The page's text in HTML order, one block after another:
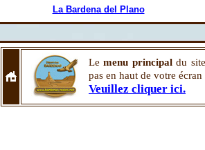
La Bardena del Plano
Lemenu principal du
pas en haut de votre écran
Veuillez cliquer ici.